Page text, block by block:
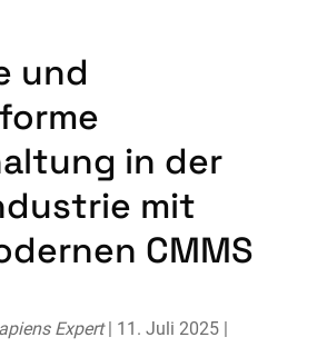
und
in der
mit
CMMS
Expert | 11. Juli 2025 |